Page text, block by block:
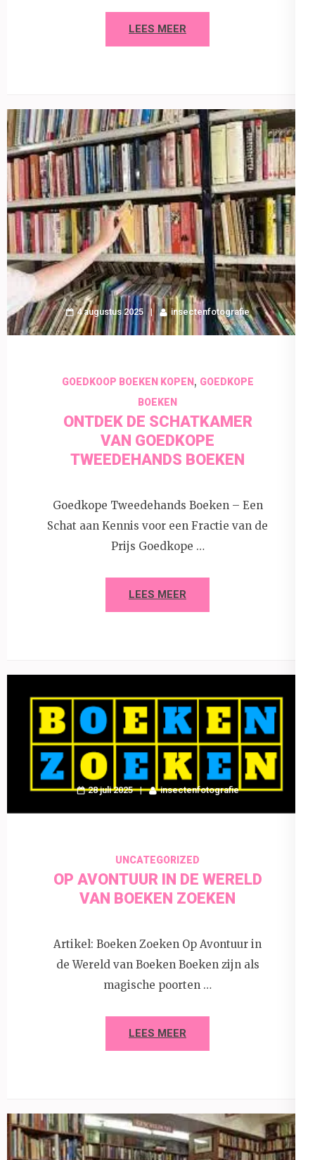
LEES MEER
4 augustus 2025 insectenfotografie
GOEDKOOP BOEKEN KOPEN, GOEDKOPE
BOEKEN
ONTDEK DE SCHATKAMER
VAN GOEDKOPE
TWEEDEHANDS BOEKEN
Goedkope Tweedehands Boeken – Een
Schat aan Kennis voor een Fractie van de
Prijs Goedkope …
LEES MEER
28 juli 2025 insectenfotografie
UNCATEGORIZED
OP AVONTUUR IN DE WERELD
VAN BOEKEN ZOEKEN
Artikel: Boeken Zoeken Op Avontuur in
de Wereld van Boeken Boeken zijn als
magische poorten …
LEES MEER